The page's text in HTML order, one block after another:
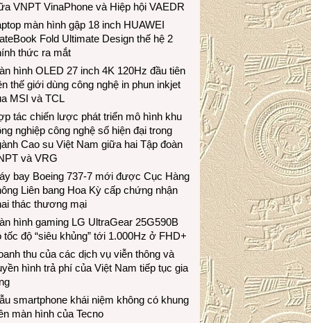
VNPT VinaPhone và Hiệp hội VAEDR
màn hình gập 18 inch HUAWEI
Fold Ultimate Design thế hệ 2
thức ra mắt
hình OLED 27 inch 4K 120Hz đầu tiên
thế giới dùng công nghệ in phun inkjet
MSI và TCL
tác chiến lược phát triển mô hình khu
nghiệp công nghệ số hiện đại trong
Cao su Việt Nam giữa hai Tập đoàn
và VRG
bay Boeing 737-7 mới được Cục Hàng
Liên bang Hoa Kỳ cấp chứng nhận
thác thương mại
hình gaming LG UltraGear 25G590B
tốc độ “siêu khủng” tới 1.000Hz ở FHD+
thu của các dịch vụ viễn thông và
hình trả phí của Việt Nam tiếp tục gia
smartphone khái niệm không có khung
màn hình của Tecno